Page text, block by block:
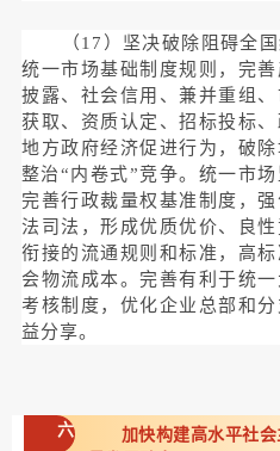
（17）坚决破除阻碍全
统一市场基础制度规则，完
披露、社会信用、兼并重组
获取、资质认定、招标投标
地方政府经济促进行为，破
整治“内卷式”竞争。统一市
完善行政裁量权基准制度，
法司法，形成优质优价、良
衔接的流通规则和标准，高
会物流成本。完善有利于统
考核制度，优化企业总部和
益分享。
六
加快构建高水平社